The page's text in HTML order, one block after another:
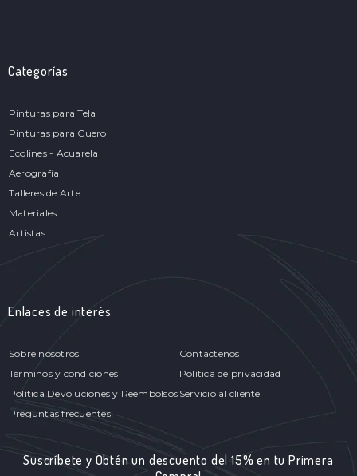
Categorías
Pinturas para Tela
Pinturas para Cuero
Ecolines - Acuarela
Aerografía
Talleres de Arte
Materiales
Artistas
Enlaces de interés
Sobre nosotros
Contáctenos
Términos y condiciones
Política de privacidad
Política Devoluciones y Reembolsos Servicio al cliente
Preguntas frecuentes
Suscríbete y Obtén un descuento del 15% en tu Primera